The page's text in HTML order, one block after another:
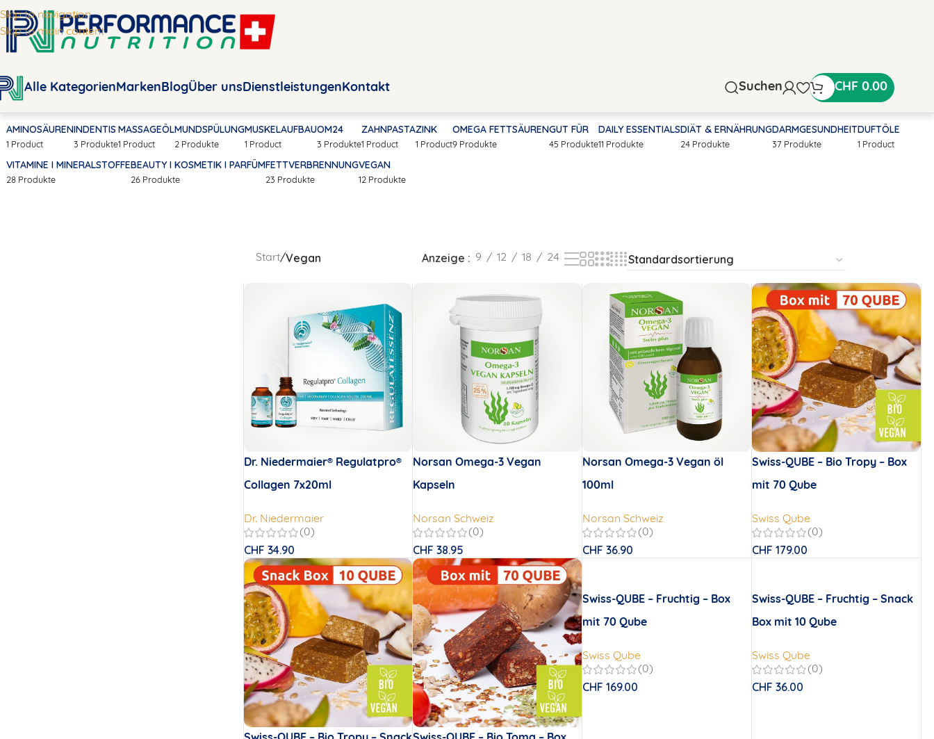
Skip to navigation
Skip to main content
Alle KategorienMarkenBlogÜber unsDienstleistungenKontakt Suchen CHF0.00
AMINOSÄUREN
1 Product
INDENTIS
3 Produkte
MASSAGEÖL
1 Product
MUNDSPÜLUNG
2 Produkte
MUSKELAUFBAU
1 Product
OM24
3 Produkte
ZAHNPASTA
1 Product
ZINK
1 Product
OMEGA FETTSÄUREN
9 Produkte
GUT FÜR
45 Produkte
DAILY ESSENTIALS
11 Produkte
DIÄT & ERNÄHRUNG
24 Produkte
DARMGESUNDHEIT
37 Produkte
DUFTÖLE
1 Product
VITAMINE I MINERALSTOFFE
28 Produkte
BEAUTY I KOSMETIK I PARFÜM
26 Produkte
FETTVERBRENNUNG
23 Produkte
VEGAN
12 Produkte
Start/Vegan Anzeige 9 12 18 24
Dr. Niedermaier® Regulatpro®
Collagen 7x20ml
Dr. Niedermaier
(0)
CHF 34.90
Norsan Omega-3 Vegan
Kapseln
Norsan Schweiz
(0)
CHF 38.95
Norsan Omega-3 Vegan öl
100ml
Norsan Schweiz
(0)
CHF 36.90
Swiss-QUBE – Bio Tropy – Box
mit 70 Qube
Swiss Qube
(0)
CHF 179.00
Swiss-QUBE – Fruchtig – Box
mit 70 Qube
Swiss Qube
(0)
CHF 169.00
Swiss-QUBE – Fruchtig – Snack
Box mit 10 Qube
Swiss Qube
(0)
CHF 36.00